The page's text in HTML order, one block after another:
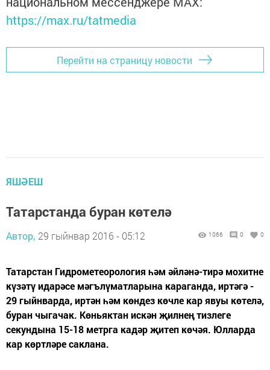
https://max.ru/tatmedia
Перейти на страницу новости
ЯШӘЕШ
Татарстанда буран көтелә
Автор, 29 гыйнвар 2016 - 05:12 1066 0 0
Татарстан Гидрометеорология һәм әйләнә-тирә мохитне
күзәтү идарәсе мәгълүматларына караганда, иртәгә -
29 гыйнварда, иртән һәм көндез көчле кар явуы көтелә,
буран чыгачак. Көньяктан искән җилнең тизлеге
секундына 15-18 метрга кадәр җитеп көчәя. Юлларда
кар көртләре саклана.